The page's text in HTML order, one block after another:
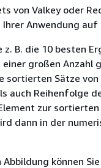
von Valkey oder
Anwendung
B. die 10 besten
großen Anzahl
sortierten Sätze
auch Reihenfolge
zur
dann in der
können